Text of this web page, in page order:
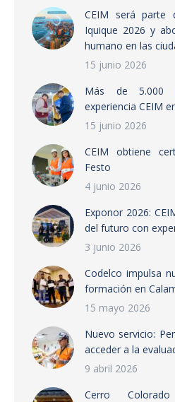
CEIM será parte
Iquique 2026 y
humano en las
15 junio 2026
Más de 5.000
experiencia CEIM
15 junio 2026
CEIM obtiene
Festo
4 junio 2026
Exponor 2026:
del futuro con
3 junio 2026
Codelco impulsa
formación en
15 mayo 2026
Nuevo servicio:
acceder a la
9 abril 2026
Cerro